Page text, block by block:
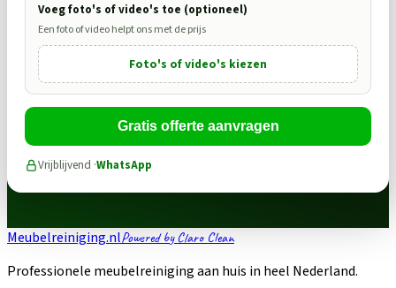
Voeg foto's of video's toe (optioneel)
Een foto of video helpt ons met de prijs
Foto's of video's kiezen
Gratis offerte aanvragen
Vrijblijvend ·WhatsApp
Meubelreiniging.nlPowered by Claro Clean
Professionele meubelreiniging aan huis in heel Nederland.